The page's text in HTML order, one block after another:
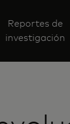
Reportes de
investigación